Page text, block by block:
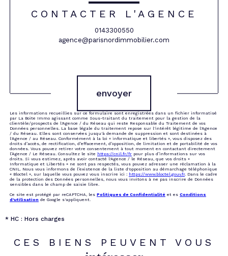
CONTACTER L'AGENCE
0143300550
agence@parisnordimmobilier.com
envoyer
Les informations recueillies sur ce formulaire sont enregistrées dans un fichier informatisé
par La Boite Immo agissant comme Sous-traitant du traitement pour la gestion de la
clientèle/prospects de l'Agence / du Réseau qui reste Responsable du Traitement de vos
Données personnelles. La base légale du traitement repose sur l'intérêt légitime de l'Agence
/ du Réseau. Elles sont conservées jusqu'à demande de suppression et sont destinées à
l'Agence / au Réseau. Conformément à la loi « informatique et libertés », vous disposez des
droits d’accès, de rectification, d’effacement, d’opposition, de limitation et de portabilité de vos
données. Vous pouvez retirer votre consentement à tout moment en contactant directement
l’Agence / Le Réseau. Consultez le site https://cnil.fr/fr pour plus d’informations sur vos
droits. Si vous estimez, après avoir contacté l'Agence / le Réseau, que vos droits «
Informatique et Libertés » ne sont pas respectés, vous pouvez adresser une réclamation à la
CNIL. Nous vous informons de l’existence de la liste d'opposition au démarchage téléphonique
« Bloctel », sur laquelle vous pouvez vous inscrire ici : https://www.bloctel.gouv.fr. Dans le cadre
de la protection des Données personnelles, nous vous invitons à ne pas inscrire de Données
sensibles dans le champ de saisie libre.
Ce site est protégé par reCAPTCHA, les Politiques de Confidentialité et es Conditions
d'utilisation de Google s'appliquent.
* HC : Hors charges
CES BIENS PEUVENT VOUS